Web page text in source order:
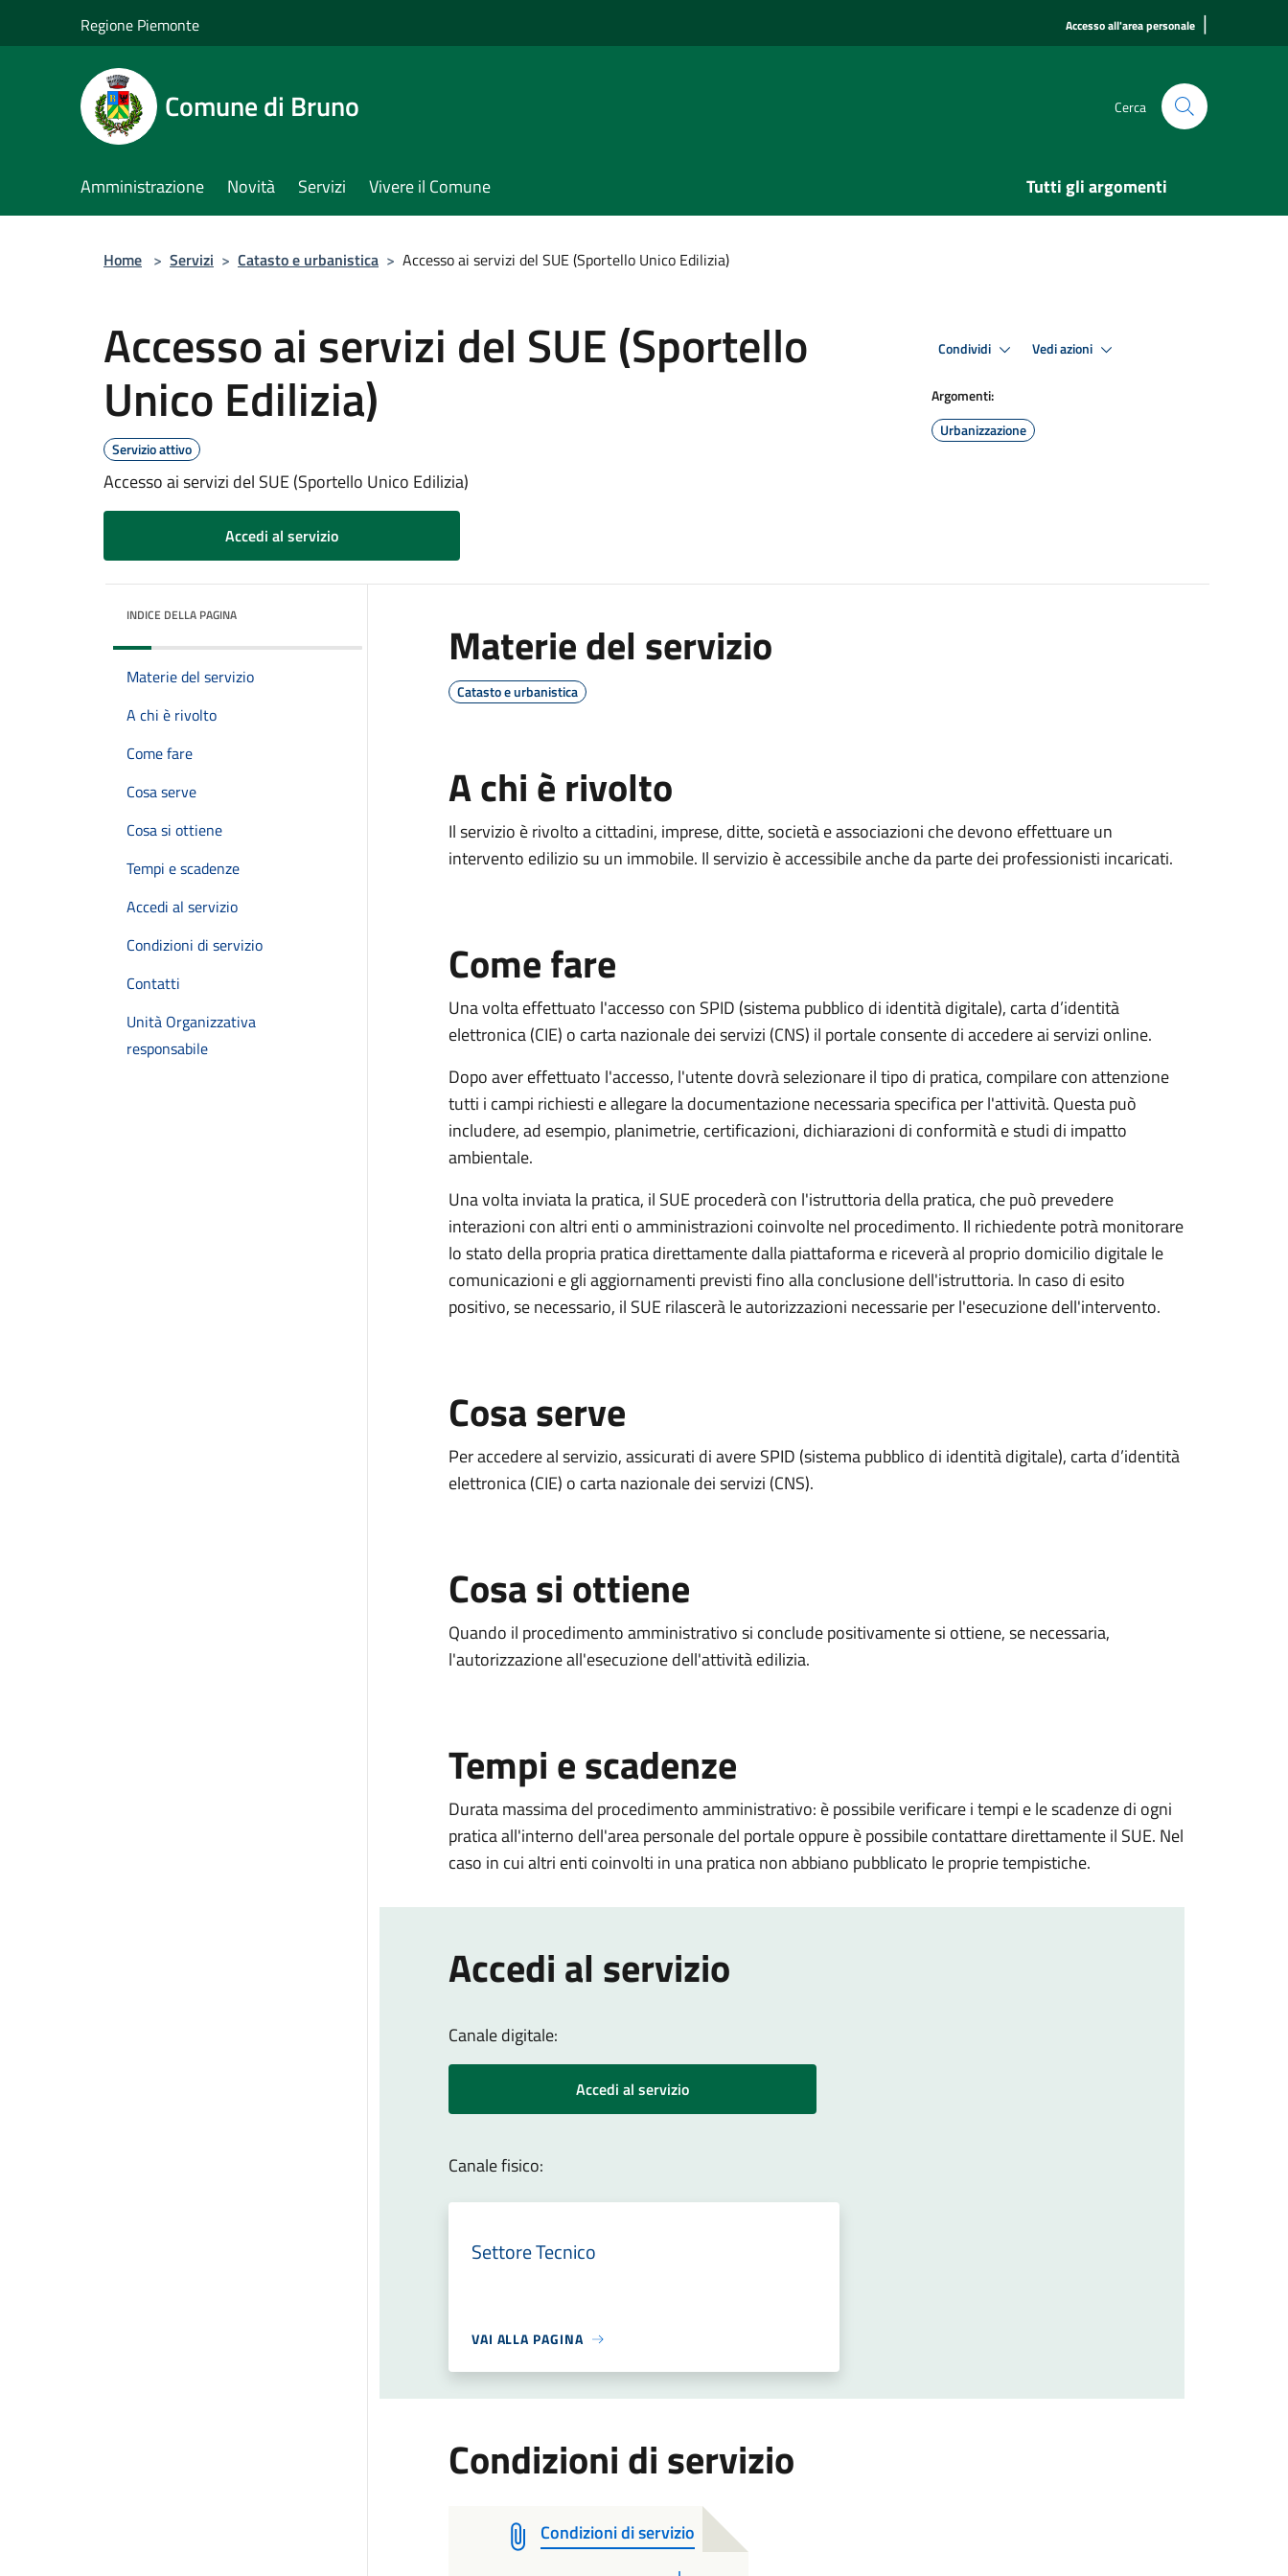
Regione Piemonte Accesso all'area personale |
Comune di Bruno Cerca
Amministrazione Novità Servizi Vivere il Comune Tutti gli argomenti
Home > Servizi > Catasto e urbanistica > Accesso ai servizi del SUE (Sportello Unico Edilizia)
Accesso ai servizi del SUE (Sportello
Unico Edilizia)
Servizio attivo
Accesso ai servizi del SUE (Sportello Unico Edilizia)
Accedi al servizio
Condividi Vedi azioni
Argomenti:
Urbanizzazione
INDICE DELLA PAGINA
Materie del servizio
A chi è rivolto
Come fare
Cosa serve
Cosa si ottiene
Tempi e scadenze
Accedi al servizio
Condizioni di servizio
Contatti
Unità Organizzativa
responsabile
Materie del servizio
Catasto e urbanistica
A chi è rivolto
Il servizio è rivolto a cittadini, imprese, ditte, società e associazioni che devono effettuare un
intervento edilizio su un immobile. Il servizio è accessibile anche da parte dei professionisti incaricati.
Come fare
Una volta effettuato l'accesso con SPID (sistema pubblico di identità digitale), carta d’identità
elettronica (CIE) o carta nazionale dei servizi (CNS) il portale consente di accedere ai servizi online.
Dopo aver effettuato l'accesso, l'utente dovrà selezionare il tipo di pratica, compilare con attenzione
tutti i campi richiesti e allegare la documentazione necessaria specifica per l'attività. Questa può
includere, ad esempio, planimetrie, certificazioni, dichiarazioni di conformità e studi di impatto
ambientale.
Una volta inviata la pratica, il SUE procederà con l'istruttoria della pratica, che può prevedere
interazioni con altri enti o amministrazioni coinvolte nel procedimento. Il richiedente potrà monitorare
lo stato della propria pratica direttamente dalla piattaforma e riceverà al proprio domicilio digitale le
comunicazioni e gli aggiornamenti previsti fino alla conclusione dell'istruttoria. In caso di esito
positivo, se necessario, il SUE rilascerà le autorizzazioni necessarie per l'esecuzione dell'intervento.
Cosa serve
Per accedere al servizio, assicurati di avere SPID (sistema pubblico di identità digitale), carta d’identità
elettronica (CIE) o carta nazionale dei servizi (CNS).
Cosa si ottiene
Quando il procedimento amministrativo si conclude positivamente si ottiene, se necessaria,
l'autorizzazione all'esecuzione dell'attività edilizia.
Tempi e scadenze
Durata massima del procedimento amministrativo: è possibile verificare i tempi e le scadenze di ogni
pratica all'interno dell'area personale del portale oppure è possibile contattare direttamente il SUE. Nel
caso in cui altri enti coinvolti in una pratica non abbiano pubblicato le proprie tempistiche.
Accedi al servizio
Canale digitale:
Accedi al servizio
Canale fisico:
Settore Tecnico
VAI ALLA PAGINA
Condizioni di servizio
Condizioni di servizio